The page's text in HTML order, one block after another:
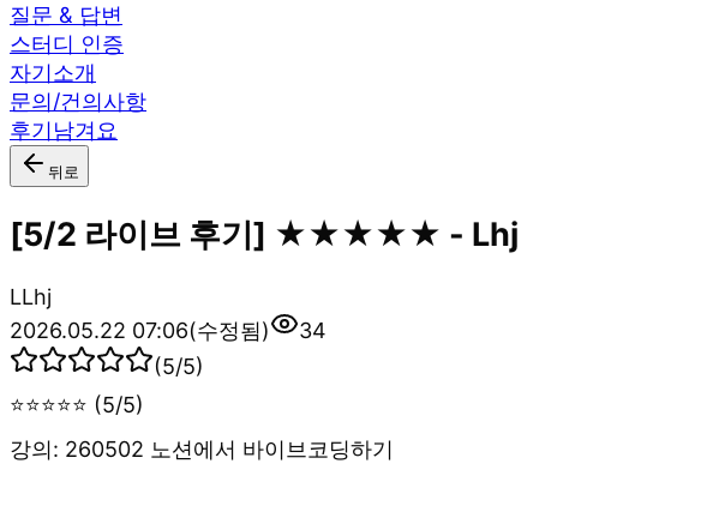
질문 & 답변
스터디 인증
자기소개
문의/건의사항
후기남겨요
뒤로
[5/2 라이브 후기] ★★★★★ - Lhj
LLhj
2026.05.22 07:06(수정됨)
34
(5/5)
⭐⭐⭐⭐⭐ (5/5)
강의: 260502 노션에서 바이브코딩하기